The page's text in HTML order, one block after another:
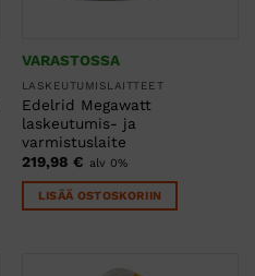
VARASTOSSA
LASKEUTUMISLAITTEET
Edelrid Megawatt
laskeutumis- ja
varmistuslaite
219,98 € alv 0%
LISÄÄ OSTOSKORIIN